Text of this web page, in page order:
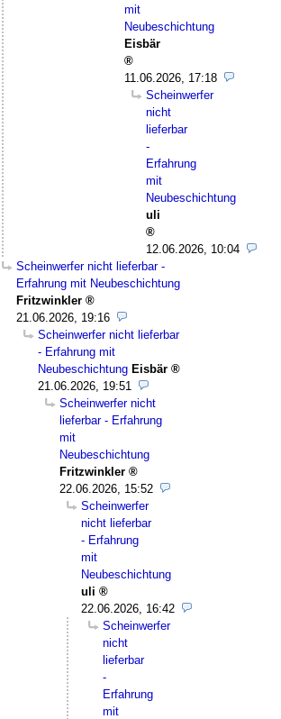
mit
Neubeschichtung
Eisbär
11.06.2026, 17:18
Scheinwerfer
nicht
lieferbar
-
Erfahrung
mit
Neubeschichtung
uli
12.06.2026, 10:04
Scheinwerfer nicht lieferbar -
Erfahrung mit Neubeschichtung
Fritzwinkler
21.06.2026, 19:16
Scheinwerfer nicht lieferbar
- Erfahrung mit
Neubeschichtung Eisbär
21.06.2026, 19:51
Scheinwerfer nicht
lieferbar - Erfahrung
mit
Neubeschichtung
Fritzwinkler
22.06.2026, 15:52
Scheinwerfer
nicht lieferbar
- Erfahrung
mit
Neubeschichtung
uli
22.06.2026, 16:42
Scheinwerfer
nicht
lieferbar
-
Erfahrung
mit